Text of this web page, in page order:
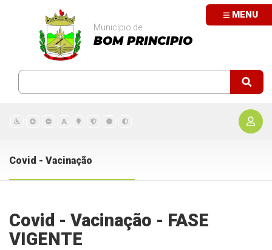
MENU
Município de
BOM PRINCIPIO
Covid - Vacinação
Covid - Vacinação - FASE
VIGENTE